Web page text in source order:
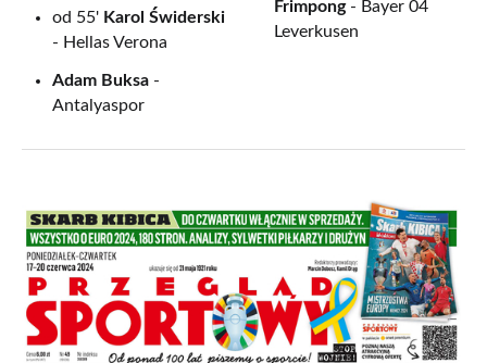
od 55' Karol Świderski
- Hellas Verona
Adam Buksa -
Antalyaspor
Frimpong- Bayer 04
Leverkusen